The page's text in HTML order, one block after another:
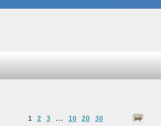
1 2 3 ... 10 20 30